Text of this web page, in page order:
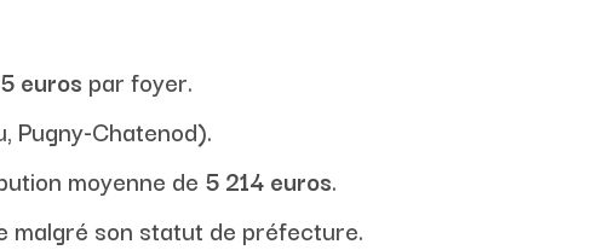
euros par foyer.
Pugny-Chatenod).
moyenne de 5 214 euros.
malgré son statut de préfecture.